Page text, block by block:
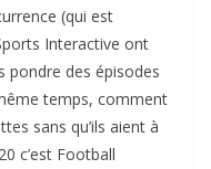
(qui est
Interactive ont
pondre des épisodes
temps, comment
sans qu’ils aient à
c’est Football